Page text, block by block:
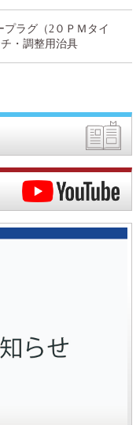
プラグ（2０ＰＭタイ
・調整用治具